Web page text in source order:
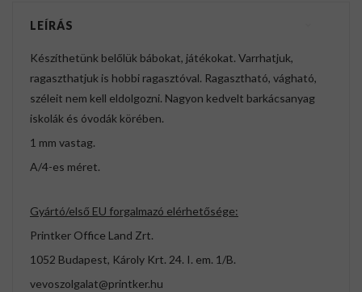
LEÍRÁS
Készíthetünk belőlük bábokat, játékokat. Varrhatjuk,
ragaszthatjuk is hobbi ragasztóval. Ragasztható, vágható,
széleit nem kell eldolgozni. Nagyon kedvelt barkácsanyag
iskolák és óvodák körében.
1 mm vastag.
A/4-es méret.
Gyártó/első EU forgalmazó elérhetősége:
Printker Office Land Zrt.
1052 Budapest, Károly Krt. 24. I. em. 1/B.
vevoszolgalat@printker.hu